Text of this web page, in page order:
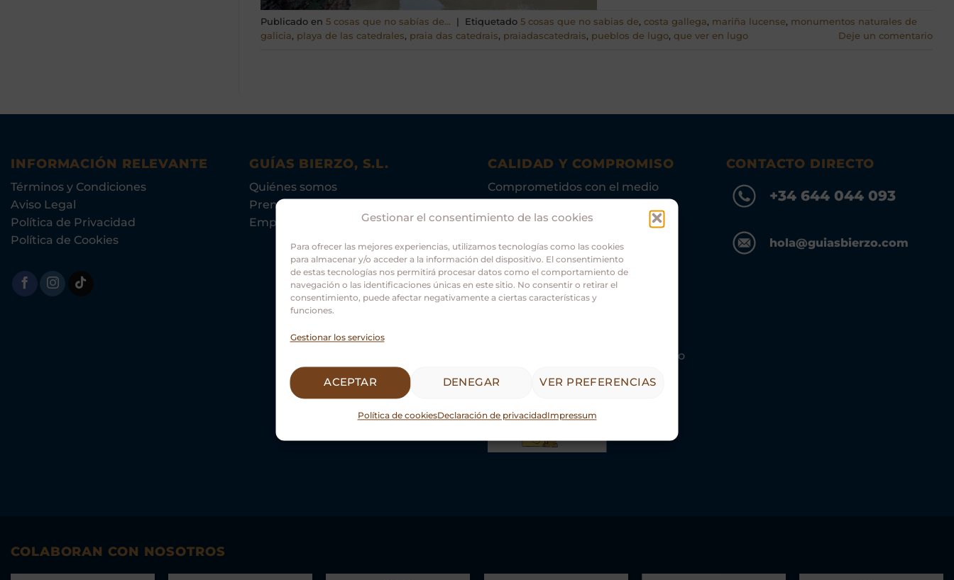
Gestionar el consentimiento de las cookies
Para ofrecer las mejores experiencias, utilizamos tecnologías como las cookies
para almacenar y/o acceder a la información del dispositivo. El consentimiento
de estas tecnologías nos permitirá procesar datos como el comportamiento de
navegación o las identificaciones únicas en este sitio. No consentir o retirar el
consentimiento, puede afectar negativamente a ciertas características y
funciones.
Gestionar los servicios
ACEPTAR DENEGAR VER PREFERENCIAS
Política de cookiesDeclaración de privacidadImpressum
Publicado en 5 cosas que no sabías de... Etiquetado 5 cosas que no sabias de, costa gallega, mariña lucense, monumentos naturales de
galicia, playa de las catedrales, praia das catedrais, praiadascatedrais, pueblos de lugo, que ver en lugo Deje un comentario
INFORMACIÓN RELEVANTE
Términos y Condiciones
Aviso Legal
Política de Privacidad
Política de Cookies
GUÍAS BIERZO, S.L.
Quiénes somos
Prensa
Empleo
CALIDAD Y COMPROMISO
Comprometidos con el medio
Asociación Guías Oficiales Turismo
CONTACTO DIRECTO
+34 644 044 093
hola@guiasbierzo.com
COLABORAN CON NOSOTROS